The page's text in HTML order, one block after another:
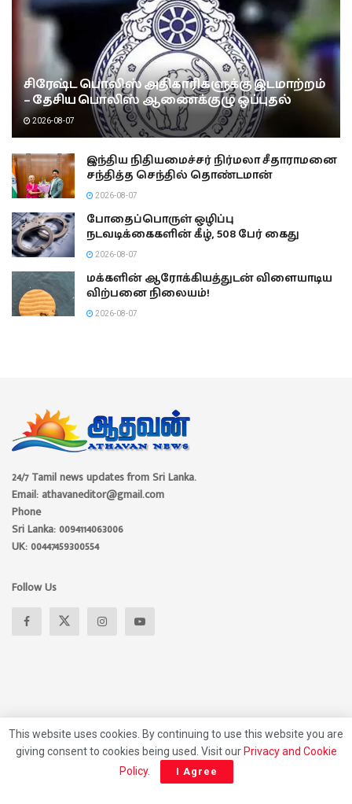
சிரேஷ்ட பொலிஸ் அதிகாரிகளுக்கு இடமாற்றம்
– தேசிய பொலிஸ் ஆணைக்குழு ஒப்புதல்
2026-08-07
இந்திய நிதியமைச்சர் நிர்மலா சீதாராமனை
சந்தித்த செந்தில் தொண்டமான்
2026-08-07
போதைப்பொருள் ஒழிப்பு
நடவடிக்கைகளின் கீழ், 508 பேர் கைது
2026-08-07
மக்களின் ஆரோக்கியத்துடன் விளையாடிய
விற்பனை நிலையம்!
2026-08-07
24/7 Tamil news updates from Sri Lanka.
Email: athavaneditor@gmail.com
Phone
Sri Lanka: 0094114063006
UK: 00447459300554
Follow Us
About Privacy Policy Contact Us
This website uses cookies. By continuing to use this website you are
giving consent to cookies being used. Visit our Privacy and Cookie
Policy. I Agree